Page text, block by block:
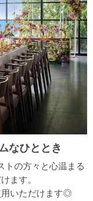
なひととき
トの方々と心温まる
ます。
用いただけます◎